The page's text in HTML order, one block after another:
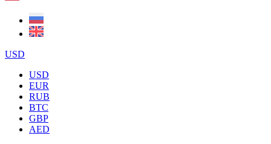
USD
USD
EUR
RUB
BTC
GBP
AED